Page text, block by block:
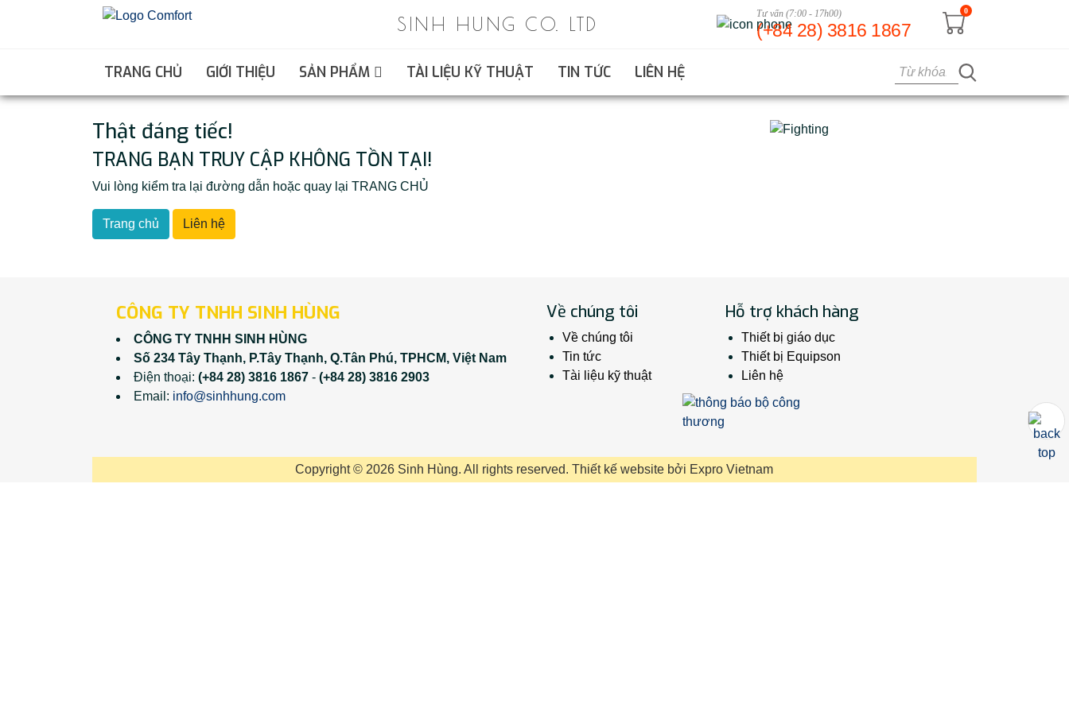
SINH HUNG CO. LTD Tư vấn (7:00 - 17h00)
(+84 28) 3816 1867
0
TRANG CHỦ GIỚI THIỆU SẢN PHẨM TÀI LIỆU KỸ THUẬT TIN TỨC LIÊN HỆ
Thật đáng tiếc!
TRANG BẠN TRUY CẬP KHÔNG TỒN TẠI!
Vui lòng kiểm tra lại đường dẫn hoặc quay lại TRANG CHỦ
Trang chủ Liên hệ
CÔNG TY TNHH SINH HÙNG
CÔNG TY TNHH SINH HÙNG
Số 234 Tây Thạnh, P.Tây Thạnh, Q.Tân Phú, TPHCM, Việt Nam
Điện thoại: (+84 28) 3816 1867- (+84 28) 3816 2903
Email: info@sinhhung.com
Về chúng tôi
Về chúng tôi
Tin tức
Tài liệu kỹ thuật
Hỗ trợ khách hàng
Thiết bị giáo dục
Thiết bị Equipson
Liên hệ
Copyright © 2026 Sinh Hùng. All rights reserved.Thiết kế website bởi Expro Vietnam